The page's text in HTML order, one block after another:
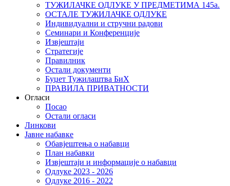
ТУЖИЛАЧКЕ ОДЛУКЕ У ПРЕДМЕТИМА 145а.
ОСТАЛЕ ТУЖИЛАЧКЕ ОДЛУКЕ
Индивидуални и стручни радови
Семинари и Конференције
Извјештаји
Стратегије
Правилник
Остали документи
Буџет Тужилаштва БиХ
ПРАВИЛА ПРИВАТНОСТИ
Огласи
Посао
Остали огласи
Линкови
Јавне набавке
Обавјештења о набавци
План набавки
Извјештаји и информације о набавци
Одлуке 2023 - 2026
Одлуке 2016 - 2022